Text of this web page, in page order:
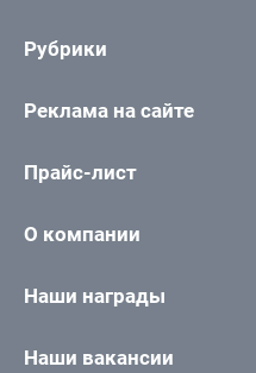
Рубрики
Реклама на сайте
Прайс-лист
О компании
Наши награды
Наши вакансии